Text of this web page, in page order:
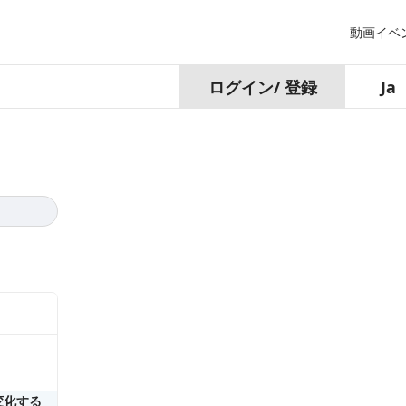
動画イベ
ログイン/ 登録 Ja
化する